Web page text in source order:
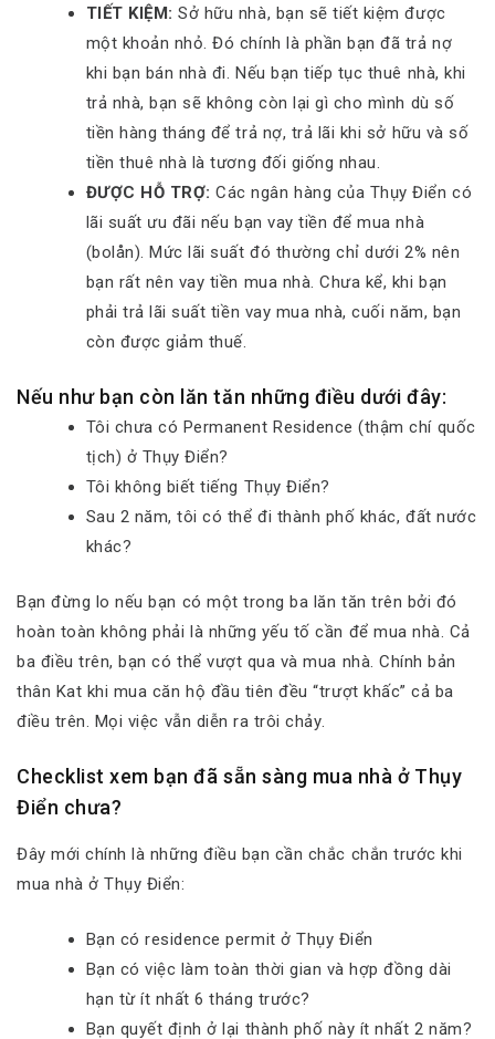
TIẾT KIỆM: Sở hữu nhà, bạn sẽ tiết kiệm được
một khoản nhỏ. Đó chính là phần bạn đã trả nợ
khi bạn bán nhà đi. Nếu bạn tiếp tục thuê nhà, khi
trả nhà, bạn sẽ không còn lại gì cho mình dù số
tiền hàng tháng để trả nợ, trả lãi khi sở hữu và số
tiền thuê nhà là tương đối giống nhau.
ĐƯỢC HỖ TRỢ:Các ngân hàng của Thụy Điển có
lãi suất ưu đãi nếu bạn vay tiền để mua nhà
(bolån). Mức lãi suất đó thường chỉ dưới 2% nên
bạn rất nên vay tiền mua nhà. Chưa kể, khi bạn
phải trả lãi suất tiền vay mua nhà, cuối năm, bạn
còn được giảm thuế.
Nếu như bạn còn lăn tăn những điều dưới đây:
Tôi chưa có Permanent Residence (thậm chí quốc
tịch) ở Thụy Điển?
Tôi không biết tiếng Thụy Điển?
Sau 2 năm, tôi có thể đi thành phố khác, đất nước
khác?
Bạn đừng lo nếu bạn có một trong ba lăn tăn trên bởi đó
hoàn toàn không phải là những yếu tố cần để mua nhà. Cả
ba điều trên, bạn có thể vượt qua và mua nhà. Chính bản
thân Kat khi mua căn hộ đầu tiên đều “trượt khấc” cả ba
điều trên. Mọi việc vẫn diễn ra trôi chảy.
Checklist xem bạn đã sẵn sàng mua nhà ở Thụy
Điển chưa?
Đây mới chính là những điều bạn cần chắc chắn trước khi
mua nhà ở Thụy Điển:
Bạn có residence permit ở Thụy Điển
Bạn có việc làm toàn thời gian và hợp đồng dài
hạn từ ít nhất 6 tháng trước?
Bạn quyết định ở lại thành phố này ít nhất 2 năm?